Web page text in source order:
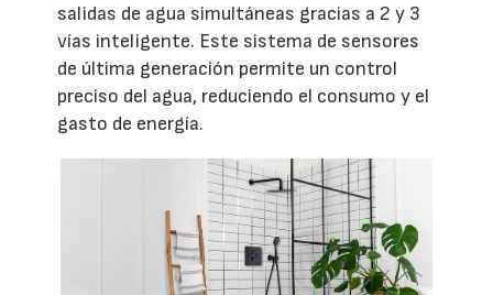
salidas de agua simultáneas gracias a 2 y 3
vías inteligente. Este sistema de sensores
de última generación permite un control
preciso del agua, reduciendo el consumo y el
gasto de energía.